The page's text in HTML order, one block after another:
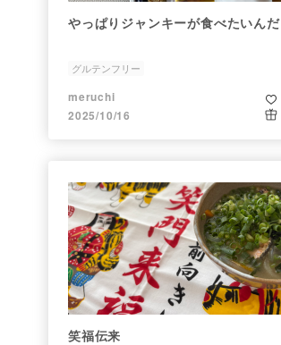
やっぱりジャンキーが食べたいんだ
グルテンフリー
meruchi
2025/10/16
笑福伝来